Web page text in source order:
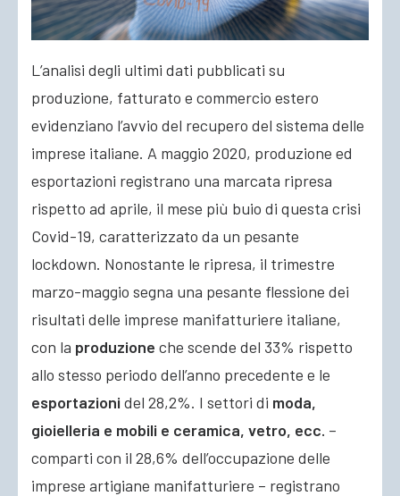
L’analisi degli ultimi dati pubblicati su
produzione, fatturato e commercio estero
evidenziano l’avvio del recupero del sistema delle
imprese italiane. A maggio 2020, produzione ed
esportazioni registrano una marcata ripresa
rispetto ad aprile, il mese più buio di questa crisi
Covid-19, caratterizzato da un pesante
lockdown. Nonostante le ripresa, il trimestre
marzo-maggio segna una pesante flessione dei
risultati delle imprese manifatturiere italiane,
con la produzione che scende del 33% rispetto
allo stesso periodo dell’anno precedente e le
esportazioni del 28,2%. I settori di moda,
gioielleria e mobili e ceramica, vetro, ecc. –
comparti con il 28,6% dell’occupazione delle
imprese artigiane manifatturiere – registrano